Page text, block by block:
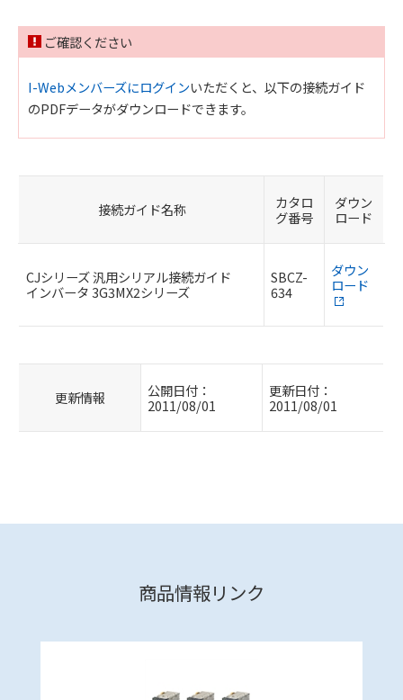
ご確認ください
I-Webメンバーズにログインいただくと、以下の接続ガイド
のPDFデータがダウンロードできます。
接続ガイド名称
カタロ
グ番号
ダウン
ロード
CJシリーズ 汎用シリアル接続ガイド
インバータ 3G3MX2シリーズ
SBCZ-
634
ダウン
ロード
更新情報
公開日付：
2011/08/01
更新日付：
2011/08/01
商品情報リンク